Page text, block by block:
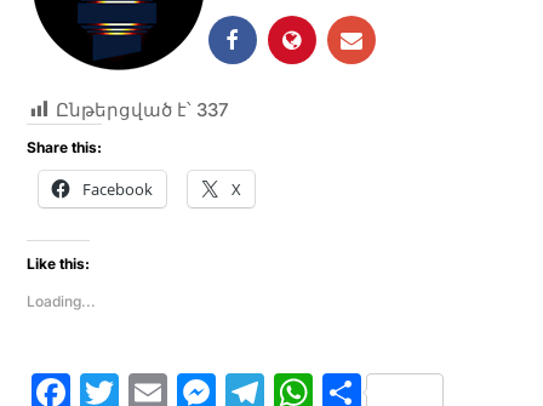
Ընթերցված է՝ 337
Share this:
Facebook X
Like this:
Loading...
F T E M T W S